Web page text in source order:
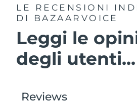
LE RECENSIONI
DI BAZAARVOICE
Leggi le
degli utenti...